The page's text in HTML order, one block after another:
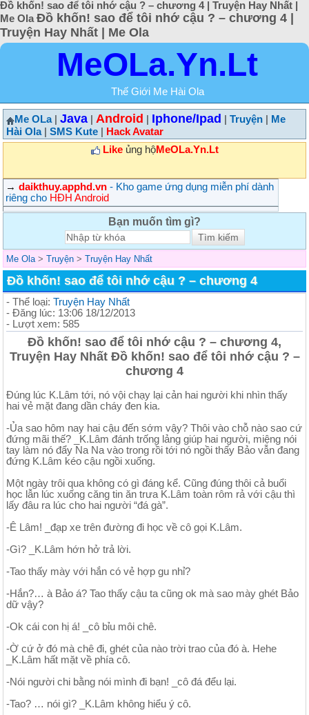
Đồ khốn! sao để tôi nhớ cậu ? – chương 4 | Truyện Hay Nhất |
Me Ola Đồ khốn! sao để tôi nhớ cậu ? – chương 4 |
Truyện Hay Nhất | Me Ola
MeOLa.Yn.Lt
Thế Giới Me Hài Ola
Me OLa| Java Android Iphone/Ipad Truyện
Me
Hài Ola| SMS Kute
Hack Avatar
Likeủng hộMeOLa.Yn.Lt
→ daikthuy.apphd.vn - Kho game ứng dụng miễn phí dành
riêng cho HĐH Android
Bạn muốn tìm gì?
Me Ola > Truyện > Truyện Hay Nhất
Đồ khốn! sao để tôi nhớ cậu ? – chương 4
- Thể loại: Truyện Hay Nhất
- Đăng lúc: 13:06 18/12/2013
- Lượt xem: 585
Đồ khốn! sao để tôi nhớ cậu ? – chương 4,
Truyện Hay Nhất Đồ khốn! sao để tôi nhớ cậu ? –
chương 4
Đúng lúc K.Lâm tới, nó vội chạy lại cản hai người khi nhìn thấy
hai vẻ mặt đang dần cháy đen kia.
-Ủa sao hôm nay hai cậu đến sớm vậy? Thôi vào chỗ nào sao cứ
đứng mãi thế? _K.Lâm đánh trống lảng giúp hai người, miệng nói
tay làm nó đẩy Na Na vào trong rồi tới nó ngồi thấy Bảo vẫn đang
đứng K.Lâm kéo cậu ngồi xuống.
Một ngày trôi qua không có gì đáng kể. Cũng đúng thôi cả buổi
học lẫn lúc xuống căng tin ăn trưa K.Lâm toàn rôm rả với cậu thì
lấy đâu ra lúc cho hai người “đá gà”.
-Ê Lâm! _đạp xe trên đường đi học về cô gọi K.Lâm.
-Gì? _K.Lâm hớn hở trả lời.
-Tao thấy mày với hắn có vẻ hợp gu nhỉ?
-Hắn?… à Bảo á? Tao thấy cậu ta cũng ok mà sao mày ghét Bảo
dữ vậy?
-Ok cái con hị á! _cô bỉu môi chê.
-Ờ cứ ở đó mà chê đi, ghét của nào trời trao của đó à. Hehe
_K.Lâm hất mặt về phía cô.
-Nói người chi bằng nói mình đi bạn! _cô đá đểu lại.
-Tao? … nói gì? _K.Lâm không hiểu ý cô.